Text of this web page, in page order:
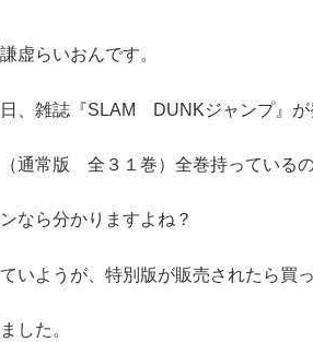
虚らいおんです。
、雑誌『SLAM DUNKジャンプ』が
通常版 全３１巻）全巻持っている
なら分かりますよね？
いようが、特別版が販売されたら買
した。